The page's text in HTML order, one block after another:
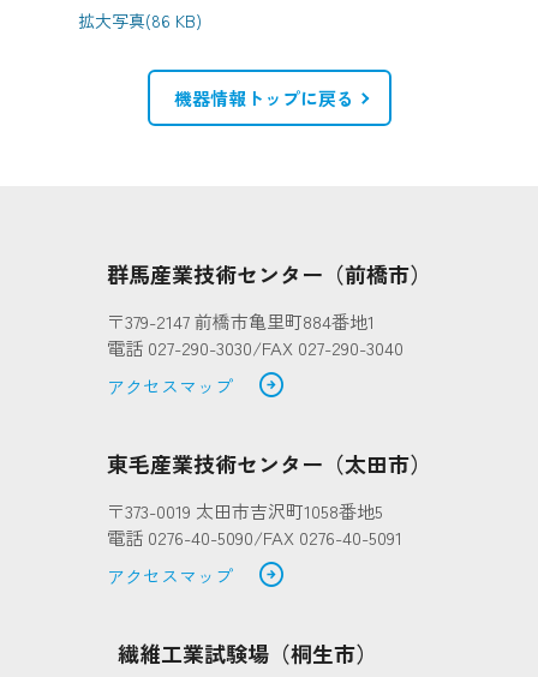
拡大写真(86 KB)
機器情報トップに戻る
群馬産業技術センター（前橋市）
〒379-2147 前橋市亀里町884番地1
電話 027-290-3030/FAX 027-290-3040
アクセスマップ
arrow_circle_right
東毛産業技術センター（太田市）
〒373-0019 太田市吉沢町1058番地5
電話 0276-40-5090/FAX 0276-40-5091
アクセスマップ
arrow_circle_right
繊維工業試験場（桐生市）